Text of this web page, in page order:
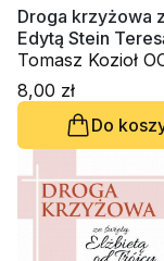
Droga krzyżowa
Edytą Stein
Benedyktą od
Tomasz Kozioł
8,00 zł
Do